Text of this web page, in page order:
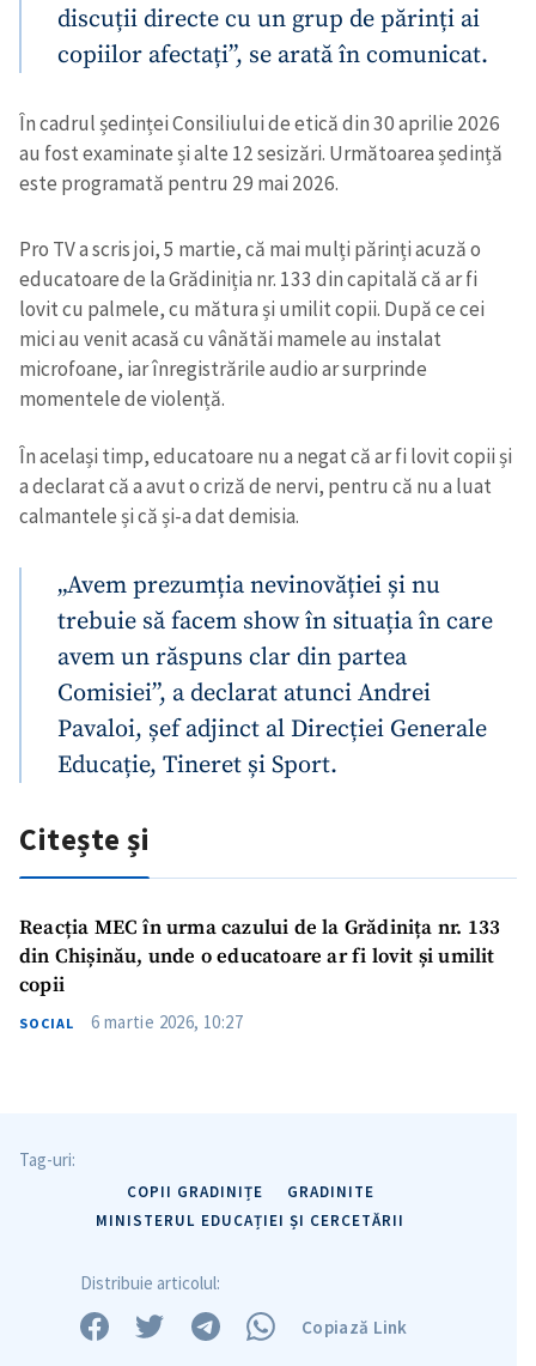
in English
на русском
discuții directe cu un grup de părinți ai
copiilor afectați”, se arată în comunicat.
În cadrul ședinței Consiliului de etică din 30 aprilie 2026
au fost examinate și alte 12 sesizări. Următoarea ședință
este programată pentru 29 mai 2026.
Pro TV a scris joi, 5 martie, că mai mulți părinți acuză o
educatoare de la Grădiniția nr. 133 din capitală că ar fi
lovit cu palmele, cu mătura și umilit copii. După ce cei
mici au venit acasă cu vânătăi mamele au instalat
microfoane, iar înregistrările audio ar surprinde
momentele de violență.
În același timp, educatoare nu a negat că ar fi lovit copii și
a declarat că a avut o criză de nervi, pentru că nu a luat
calmantele și că și-a dat demisia.
„Avem prezumția nevinovăției și nu
trebuie să facem show în situația în care
avem un răspuns clar din partea
Comisiei”, a declarat atunci Andrei
Pavaloi, șef adjinct al Direcției Generale
Educație, Tineret și Sport.
Citește și
Reacția MEC în urma cazului de la Grădinița nr. 133
din Chișinău, unde o educatoare ar fi lovit și umilit
copii
SOCIAL 6 martie 2026, 10:27
Tag-uri:
COPII GRADINIȚE
GRADINITE
MINISTERUL EDUCAȚIEI ȘI CERCETĂRII
Distribuie articolul:
Copiază Link